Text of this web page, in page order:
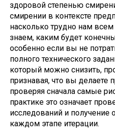
здоровой степенью
смирении в контексте
насколько трудно нам
знаем, каким будет
особенно если вы не
полного технического
который можно снизить,
признавая, что вы делаете
проверяя сначала самые
практике это означает
исследований и получение
каждом этапе итерации.